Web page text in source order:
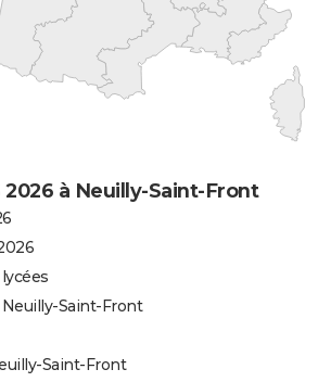
à Neuilly-Saint-Front
Saint-Front
Saint-Front